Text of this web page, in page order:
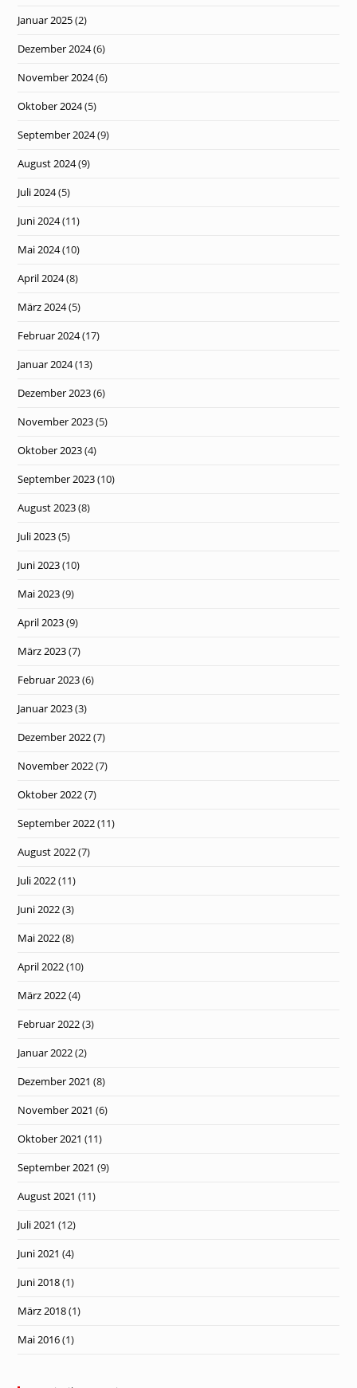
Januar 2025(2)
Dezember 2024(6)
November 2024(6)
Oktober 2024(5)
September 2024(9)
August 2024(9)
Juli 2024(5)
Juni 2024(11)
Mai 2024(10)
April 2024(8)
März 2024(5)
Februar 2024(17)
Januar 2024(13)
Dezember 2023(6)
November 2023(5)
Oktober 2023(4)
September 2023(10)
August 2023(8)
Juli 2023(5)
Juni 2023(10)
Mai 2023(9)
April 2023(9)
März 2023(7)
Februar 2023(6)
Januar 2023(3)
Dezember 2022(7)
November 2022(7)
Oktober 2022(7)
September 2022(11)
August 2022(7)
Juli 2022(11)
Juni 2022(3)
Mai 2022(8)
April 2022(10)
März 2022(4)
Februar 2022(3)
Januar 2022(2)
Dezember 2021 (8)
November 2021 (6)
Oktober 2021 (11)
September 2021 (9)
August 2021 (11)
Juli 2021 (12)
Juni 2021 (4)
Juni 2018(1)
März 2018(1)
Mai 2016(1)